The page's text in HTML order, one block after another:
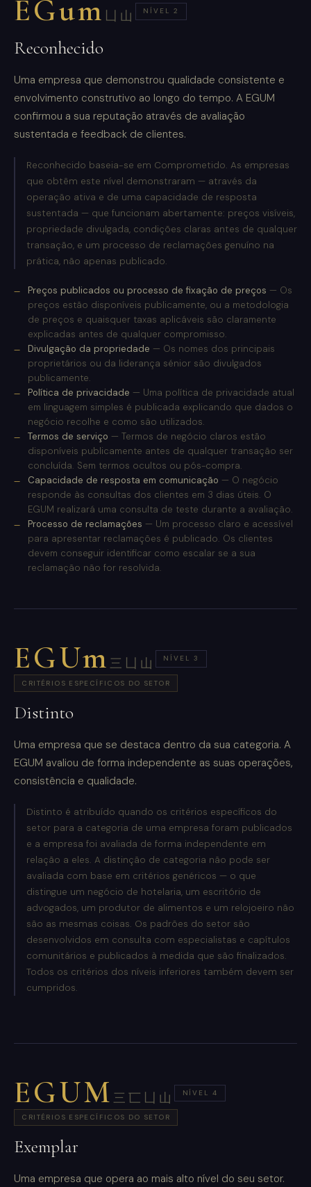
EGum 凵山 NÍVEL 2
Reconhecido
Uma empresa que demonstrou qualidade consistente e
envolvimento construtivo ao longo do tempo. A EGUM
confirmou a sua reputação através de avaliação
sustentada e feedback de clientes.
Reconhecido baseia-se em Comprometido. As empresas
que obtêm este nível demonstraram — através da
operação ativa e de uma capacidade de resposta
sustentada — que funcionam abertamente: preços visíveis,
propriedade divulgada, condições claras antes de qualquer
transação, e um processo de reclamações genuíno na
prática, não apenas publicado.
Preços publicados ou processo de fixação de preços — Os
preços estão disponíveis publicamente, ou a metodologia
de preços e quaisquer taxas aplicáveis são claramente
explicadas antes de qualquer compromisso.
Divulgação da propriedade — Os nomes dos principais
proprietários ou da liderança sénior são divulgados
publicamente.
Política de privacidade — Uma política de privacidade atual
em linguagem simples é publicada explicando que dados o
negócio recolhe e como são utilizados.
Termos de serviço — Termos de negócio claros estão
disponíveis publicamente antes de qualquer transação ser
concluída. Sem termos ocultos ou pós-compra.
Capacidade de resposta em comunicação — O negócio
responde às consultas dos clientes em 3 dias úteis. O
EGUM realizará uma consulta de teste durante a avaliação.
Processo de reclamações — Um processo claro e acessível
para apresentar reclamações é publicado. Os clientes
devem conseguir identificar como escalar se a sua
reclamação não for resolvida.
EGUm 三凵山 NÍVEL 3
CRITÉRIOS ESPECÍFICOS DO SETOR
Distinto
Uma empresa que se destaca dentro da sua categoria. A
EGUM avaliou de forma independente as suas operações,
consistência e qualidade.
Distinto é atribuído quando os critérios específicos do
setor para a categoria de uma empresa foram publicados
e a empresa foi avaliada de forma independente em
relação a eles. A distinção de categoria não pode ser
avaliada com base em critérios genéricos — o que
distingue um negócio de hotelaria, um escritório de
advogados, um produtor de alimentos e um relojoeiro não
são as mesmas coisas. Os padrões do setor são
desenvolvidos em consulta com especialistas e capítulos
comunitários e publicados à medida que são finalizados.
Todos os critérios dos níveis inferiores também devem ser
cumpridos.
EGUM 三匸凵山 NÍVEL 4
CRITÉRIOS ESPECÍFICOS DO SETOR
Exemplar
Uma empresa que opera ao mais alto nível do seu setor.